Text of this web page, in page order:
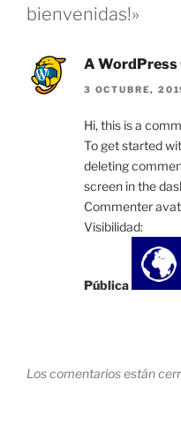
bienvenidas!»
A
3 OCTUBRE,
Hi, this is a
To get started
deleting
screen in the
Commenter
Visibilidad:
Pública
Los comentarios están